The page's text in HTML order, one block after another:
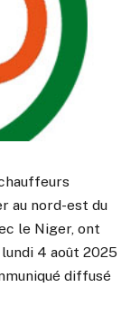
au nord-est du
le Niger, ont
4 août 2025
diffusé